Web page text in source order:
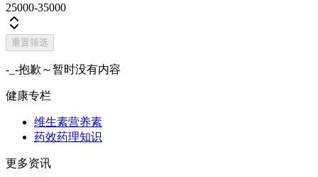
25000-35000
重置筛选
-_-抱歉～暂时没有内容
健康专栏
维生素营养素
药效药理知识
更多资讯